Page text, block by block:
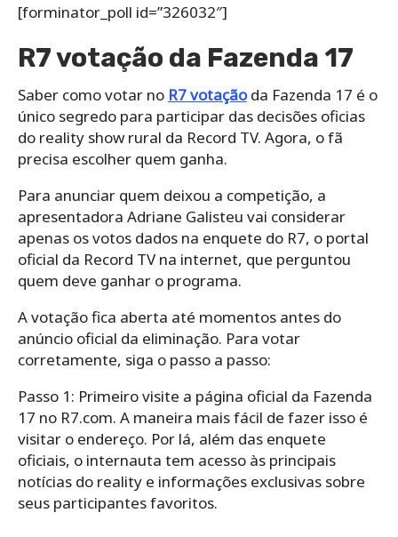
[forminator_poll id=”326032″]
R7 votação da Fazenda 17
Saber como votar no R7 votaçãoda Fazenda 17 é o
único segredo para participar das decisões oficias
do reality show rural da Record TV. Agora, o fã
precisa escolher quem ganha.
Para anunciar quem deixou a competição, a
apresentadora Adriane Galisteu vai considerar
apenas os votos dados na enquete do R7, o portal
oficial da Record TV na internet, que perguntou
quem deve ganhar o programa.
A votação fica aberta até momentos antes do
anúncio oficial da eliminação. Para votar
corretamente, siga o passo a passo:
Passo 1: Primeiro visite a página oficial da Fazenda
17 no R7.com. A maneira mais fácil de fazer isso é
visitar o endereço. Por lá, além das enquete
oficiais, o internauta tem acesso às principais
notícias do reality e informações exclusivas sobre
seus participantes favoritos.